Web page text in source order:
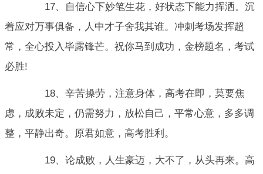
17、自信心下妙笔生花，好状态下能力挥洒。沉
着应对万事俱备，人中才子舍我其谁。冲刺考场发挥超
常，全心投入毕露锋芒。祝你马到成功，金榜题名，考试
必胜!
18、辛苦操劳，注意身体，高考在即，莫要焦
虑，成败未定，仍需努力，放松自己，平常心意，多多调
整，平静出奇。原君如意，高考胜利。
19、论成败，人生豪迈，大不了，从头再来。高